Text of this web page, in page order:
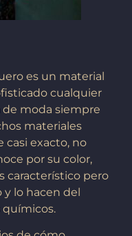
es un material
cualquier
moda siempre
materiales
casi exacto, no
por su color,
característico pero
y lo hacen del